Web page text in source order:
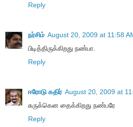
Reply
நர்சிம் August 20, 2009 at 11:58
பிடித்திருக்கிறது நண்பா.
Reply
ஈரோடு கதிர் August 20, 2009 at
சுருக்கென தைக்கிறது நண்பரே
Reply